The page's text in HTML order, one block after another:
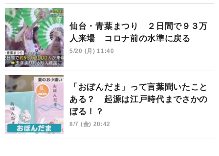
仙台・青葉まつり ２日間で９３万
人来場 コロナ前の水準に戻る
5/20 (月) 11:40
「おぼんだま」って言葉聞いたこと
ある？ 起源は江戸時代までさかの
ぼる！？
8/7 (金) 20:42